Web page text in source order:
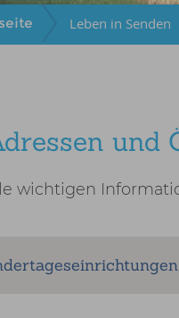
Leben in Senden
und
wichtigen